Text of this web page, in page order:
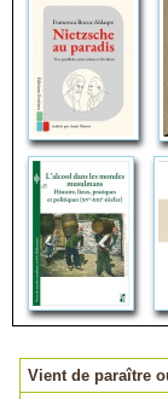
Vient de paraître